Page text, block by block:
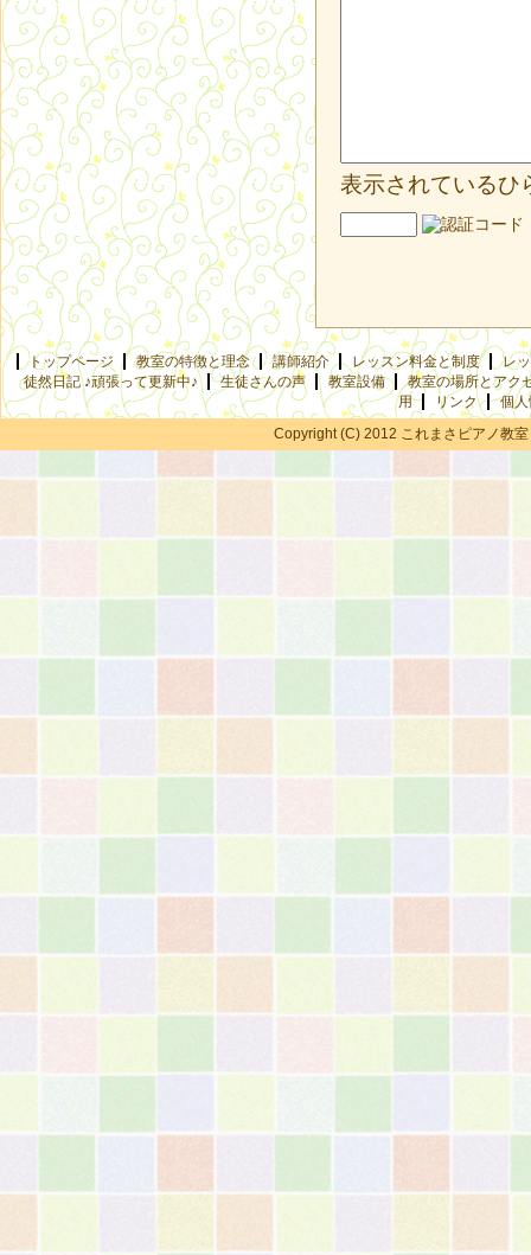
表示されているひ
トップページ 教室の特徴と理念 講師紹介 レッスン料金と制度
レ
徒然日記 ♪頑張って更新中♪
生徒さんの声 教室設備
教室の場所とアク
用
リンク
個
Copyright (C) 2012 これまさピアノ教